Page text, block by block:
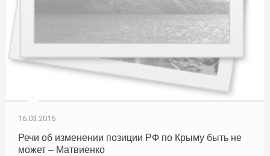
16.03.2016
Речи об изменении позиции РФ по Крыму быть не
может – Матвиенко